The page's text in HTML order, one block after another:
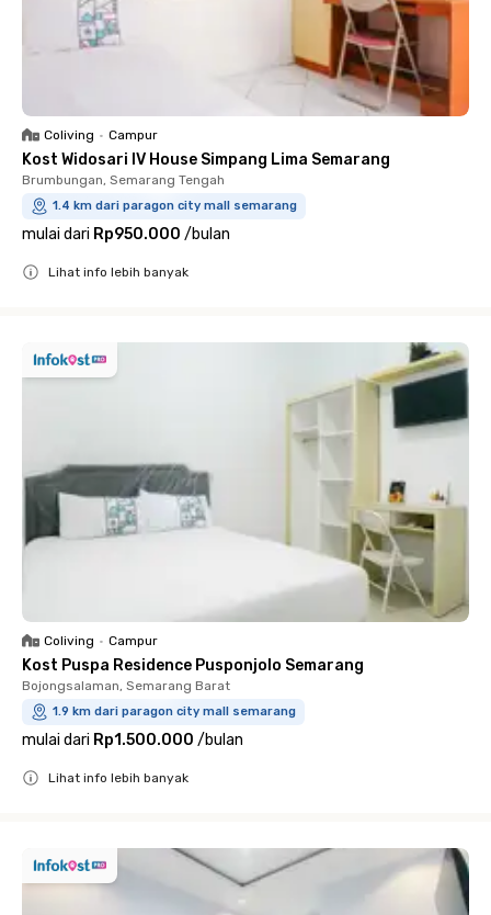
Coliving • Campur
Kost Widosari IV House Simpang Lima Semarang
Brumbungan, Semarang Tengah
1.4 km dari paragon city mall semarang
mulai dari Rp950.000 /bulan
Lihat info lebih banyak
Coliving • Campur
Kost Puspa Residence Pusponjolo Semarang
Bojongsalaman, Semarang Barat
1.9 km dari paragon city mall semarang
mulai dari Rp1.500.000 /bulan
Lihat info lebih banyak